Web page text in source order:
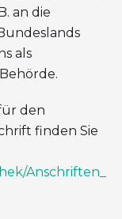
an die
als
den
finden Sie
Anschriften_